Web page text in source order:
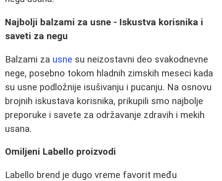
Najbolji balzami za usne - Iskustva korisnika i
saveti za negu
Balzami za usne su neizostavni deo svakodnevne
nege, posebno tokom hladnih zimskih meseci kada
su usne podložnije isušivanju i pucanju. Na osnovu
brojnih iskustava korisnika, prikupili smo najbolje
preporuke i savete za održavanje zdravih i mekih
usana.
Omiljeni Labello proizvodi
Labello brend je dugo vreme favorit među